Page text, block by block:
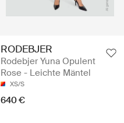
RODEBJER
Rodebjer Yuna Opulent
Rose - Leichte Mäntel
XS/S
640 €